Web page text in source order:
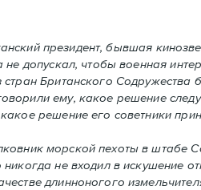
президент, бывшая
не допускал, чтобы военная
Британского Содружества
ему, какое решение
решение его советники
морской пехоты в штабе
не входил в искушение
длинноногого